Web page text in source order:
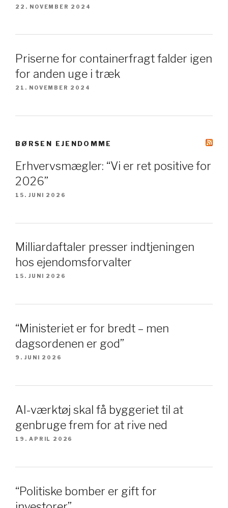
22. NOVEMBER 2024
Priserne for containerfragt falder igen
for anden uge i træk
21. NOVEMBER 2024
BØRSEN EJENDOMME
Erhvervsmægler: “Vi er ret positive for
2026”
15. JUNI 2026
Milliardaftaler presser indtjeningen
hos ejendomsforvalter
15. JUNI 2026
“Ministeriet er for bredt – men
dagsordenen er god”
9. JUNI 2026
AI-værktøj skal få byggeriet til at
genbruge frem for at rive ned
19. APRIL 2026
“Politiske bomber er gift for